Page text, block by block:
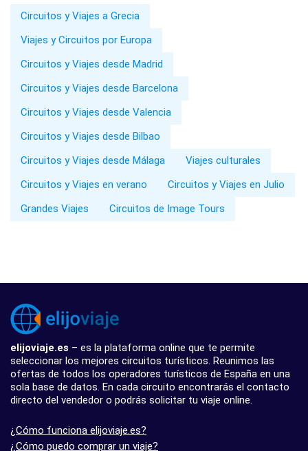
Circuitos y Viajes a Grecia
Viajes y Circuitos por Europa
Circuitos y Viajes desde Madrid
Circuitos y Viajes desde Barcelona
Circuitos y Viajes desde Valencia
Circuitos y Viajes desde Bilbao
Circuitos y Viajes desde Málaga
Viajes culturales
Circuitos y Viajes en verano
Circuitos y Viajes en Julio
Grandes Viajes
Circuitos de Image Tours
elijoviaje.es – es la plataforma online que te permite
seleccionar los mejores circuitos turísticos. Reunimos las
ofertas de todos los operadores turísticos de España en una
sola base de datos. En cada circuito encontrarás el contacto
directo del vendedor o podrás solicitar tu viaje online.
¿Cómo funciona elijoviaje.es?
¿Cómo puedo comprar un viaje?